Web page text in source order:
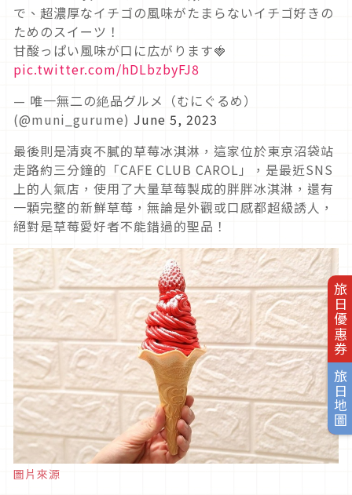
旅日優惠券
旅日地圖
で、超濃厚なイチゴの風味がたまらないイチゴ好きの
ためのスイーツ！
甘酸っぱい風味が口に広がります🍓
pic.twitter.com/hDLbzbyFJ8
— 唯一無二の絶品グルメ（むにぐるめ）
(@muni_gurume) June 5, 2023
最後則是清爽不膩的草莓冰淇淋，這家位於東京沼袋站
走路約三分鐘的「CAFE CLUB CAROL」，是最近SNS
上的人氣店，使用了大量草莓製成的胖胖冰淇淋，還有
一顆完整的新鮮草莓，無論是外觀或口感都超級誘人，
絕對是草莓愛好者不能錯過的聖品！
圖片來源